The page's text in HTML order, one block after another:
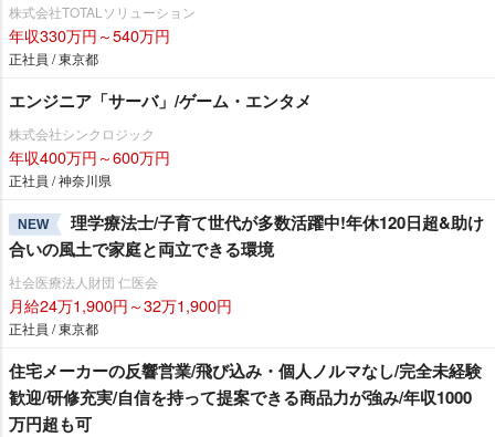
株式会社TOTALソリューション
年収330万円～540万円
正社員 / 東京都
エンジニア「サーバ」/ゲーム・エンタメ
株式会社シンクロジック
年収400万円～600万円
正社員 / 神奈川県
NEW
理学療法士/子育て世代が多数活躍中!年休120日超&助け
合いの風土で家庭と両立できる環境
社会医療法人財団 仁医会
月給24万1,900円～32万1,900円
正社員 / 東京都
住宅メーカーの反響営業/飛び込み・個人ノルマなし/完全未経験
歓迎/研修充実/自信を持って提案できる商品力が強み/年収1000
万円超も可